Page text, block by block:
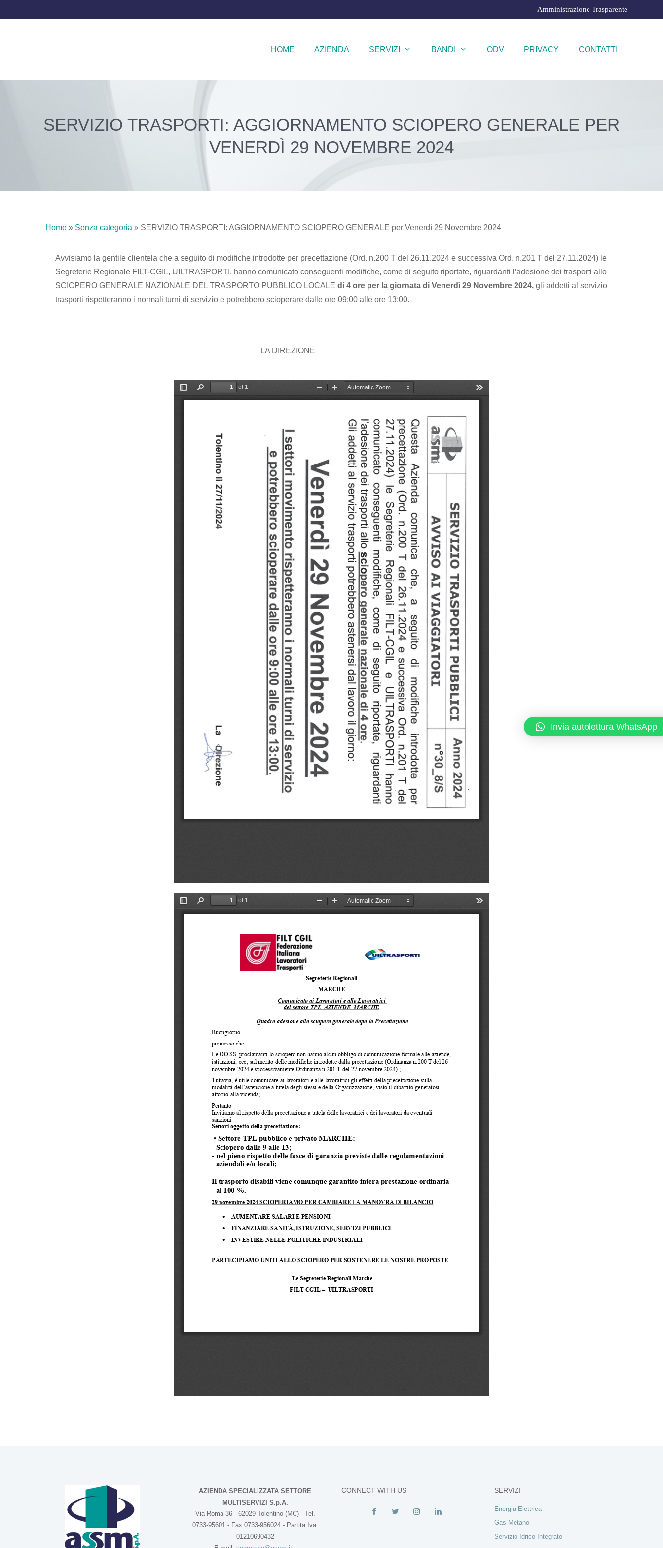
Amministrazione Trasparente
HOME AZIENDA SERVIZI BANDI ODV PRIVACY CONTATTI
SERVIZIO TRASPORTI: AGGIORNAMENTO SCIOPERO GENERALE PER
VENERDÌ 29 NOVEMBRE 2024
Home » Senza categoria » SERVIZIO TRASPORTI: AGGIORNAMENTO SCIOPERO GENERALE per Venerdì 29 Novembre 2024
Avvisiamo la gentile clientela che a seguito di modifiche introdotte per precettazione (Ord. n.200 T del 26.11.2024 e successiva Ord. n.201 T del 27.11.2024) le
Segreterie Regionale FILT-CGIL, UILTRASPORTI, hanno comunicato conseguenti modifiche, come di seguito riportate, riguardanti l’adesione dei trasporti allo
SCIOPERO GENERALE NAZIONALE DEL TRASPORTO PUBBLICO LOCALE di 4 ore per la giornata di Venerdì 29 Novembre 2024, gli addetti al servizio
trasporti rispetteranno i normali turni di servizio e potrebbero scioperare dalle ore 09:00 alle ore 13:00.
LA DIREZIONE
AZIENDA SPECIALIZZATA SETTORE
MULTISERVIZI S.p.A.
Via Roma 36 - 62029 Tolentino (MC) - Tel.
0733-95601 - Fax 0733-956024 - Partita Iva:
01210690432
CONNECT WITH US SERVIZI
Energia Elettrica
Gas Metano
Servizio Idrico Integrato
Invia autolettura WhatsApp